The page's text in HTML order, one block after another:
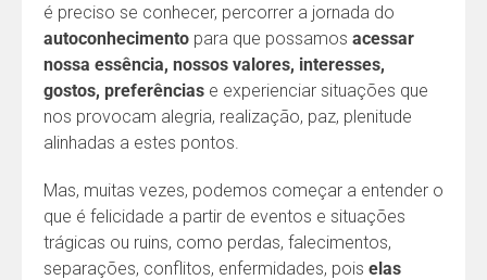
é preciso se conhecer, percorrer a jornada do
autoconhecimento para que possamos acessar
nossa essência, nossos valores, interesses,
gostos, preferências e experienciar situações que
nos provocam alegria, realização, paz, plenitude
alinhadas a estes pontos.
Mas, muitas vezes, podemos começar a entender o
que é felicidade a partir de eventos e situações
trágicas ou ruins, como perdas, falecimentos,
separações, conflitos, enfermidades, pois elas